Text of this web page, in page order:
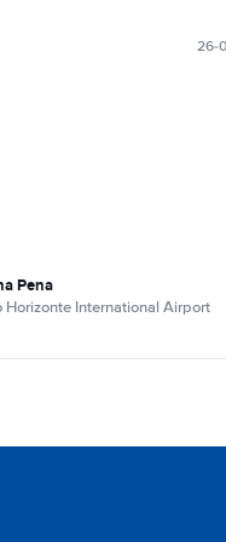
26-
Pena
Horizonte International Airport